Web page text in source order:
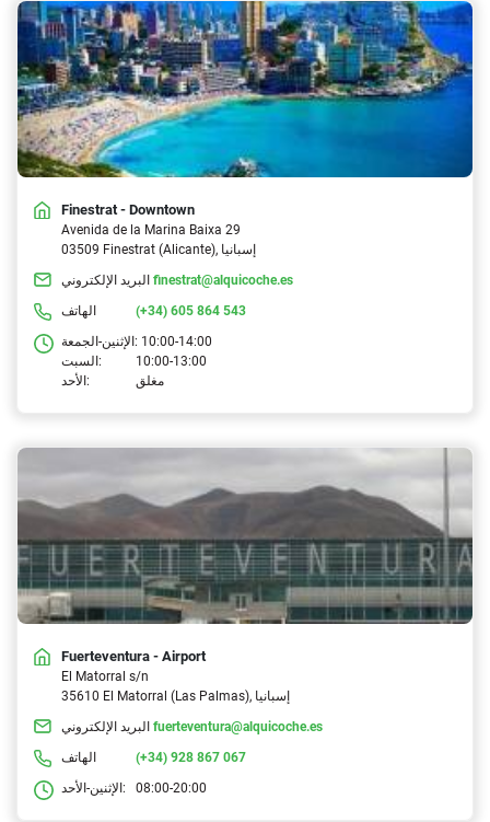
Finestrat - Downtown
Avenida de la Marina Baixa 29
03509 Finestrat (Alicante), إسبانيا
البريد الإلكتروني finestrat@alquicoche.es
الهاتف
(+34) 605 864 543
الإثنين-الجمعة: 10:00-14:00
السبت:
10:00-13:00
الأحد:
مغلق
Fuerteventura - Airport
El Matorral s/n
35610 El Matorral (Las Palmas), إسبانيا
البريد الإلكتروني fuerteventura@alquicoche.es
الهاتف
(+34) 928 867 067
الإثنين-الأحد:
08:00-20:00